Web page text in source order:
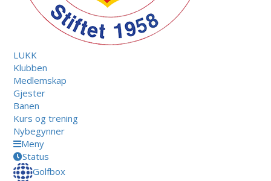
LUKK
Klubben
Medlemskap
Gjester
Banen
Kurs og trening
Nybegynner
Meny
Status
Golfbox